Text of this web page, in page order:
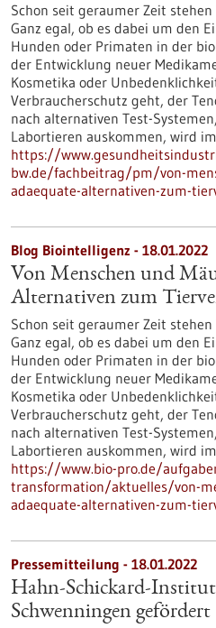
Schon seit geraumer Zeit
Ganz egal, ob es dabei um den
Hunden oder Primaten in der
der Entwicklung neuer
Kosmetika oder
Verbraucherschutz geht, der
nach alternativen Test-
Labortieren auskommen, wird
https://
bw.de/fachbeitrag/pm/von-
adaequate-alternativen-zum-
Blog Biointelligenz - 18.01.2022
Von Menschen und
Alternativen zum
Schon seit geraumer Zeit
Ganz egal, ob es dabei um den
Hunden oder Primaten in der
der Entwicklung neuer
Kosmetika oder
Verbraucherschutz geht, der
nach alternativen Test-
Labortieren auskommen, wird
https://www.bio-pro.de/
transformation/aktuelles/von-
adaequate-alternativen-zum-
Pressemitteilung - 18.01.2022
Hahn-Schickard-
Schwenningen gefördert